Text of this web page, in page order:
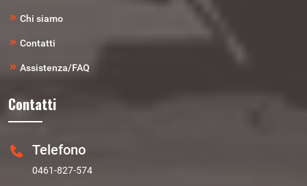
Chi siamo
Contatti
Assistenza/FAQ
Contatti
Telefono
0461-827-574